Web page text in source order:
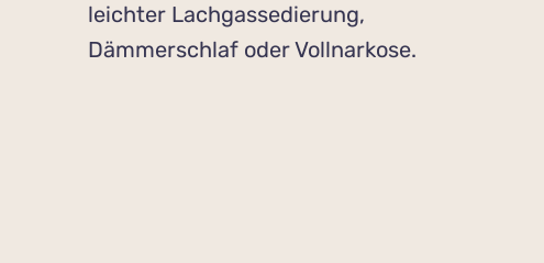
leichter Lachgassedierung,
Dämmerschlaf oder Vollnarkose.